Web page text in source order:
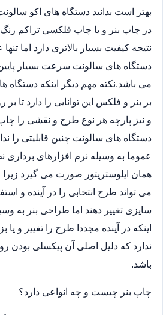
بهتر است بدانید دستگاه های اکو
در چاپ بنر و یا چاپ فلکسی تراکم رنگ
نتیجه کیفیت بسیار بالاتری دارد اما
دستگاه های سالونت سرعت بسیار
می باشد.نکته مهم دیگر اینکه دستگاه
بر بنر و فلکس این توانایی را دارد تا
و نیز پارچه هر نوع طرح و نقشی را
دستگاه های سالونت چنین قابلیتی را
عموما به وسیله نرم افزارهای برداری
همان ایلوستریتور صورت می گیرد زیرا
می تواند طرح انتخابی را در آینده و
سایزی تغییر دهند اما طراحی بنر به
اینکه در آینده مجددا طرح را تغییر و
ندارد که دلیل اصلی آن پیکسلی
باشد.
چاپ بنر چیست و چه انواعی دارد؟